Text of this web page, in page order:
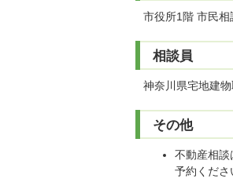
市役所1階 市民相
相談員
神奈川県宅地建
その他
不動産相談
予約くださ